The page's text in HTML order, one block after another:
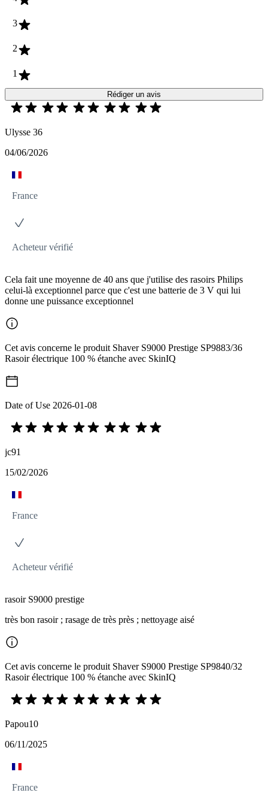
3
2
1
Rédiger un avis
Ulysse 36
04/06/2026
France
Acheteur vérifié
Cela fait une moyenne de 40 ans que j'utilise des rasoirs Philips
celui-là exceptionnel parce que c'est une batterie de 3 V qui lui
donne une puissance exceptionnel
Cet avis concerne le produit Shaver S9000 Prestige SP9883/36
Rasoir électrique 100 % étanche avec SkinIQ
Date of Use 2026-01-08
jc91
15/02/2026
France
Acheteur vérifié
rasoir S9000 prestige
très bon rasoir ; rasage de très près ; nettoyage aisé
Cet avis concerne le produit Shaver S9000 Prestige SP9840/32
Rasoir électrique 100 % étanche avec SkinIQ
Papou10
06/11/2025
France